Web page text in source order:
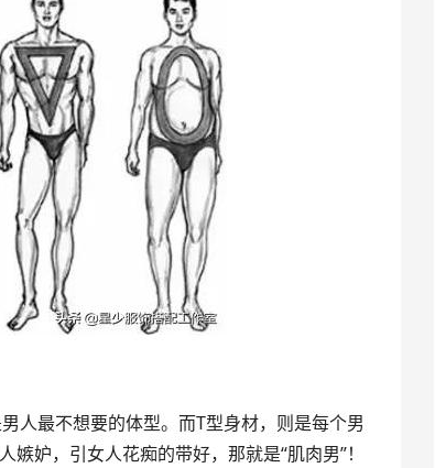
人最不想要的体型。而T型身材，则是每个男
妒，引女人花痴的带好，那就是“肌肉男”！